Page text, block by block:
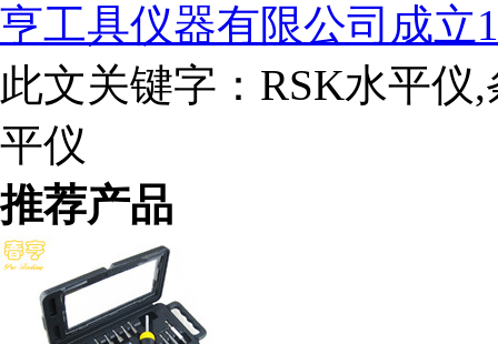
亨工具仪器有限公司成立
此文关键字： RSK水平仪
平仪
推荐产品